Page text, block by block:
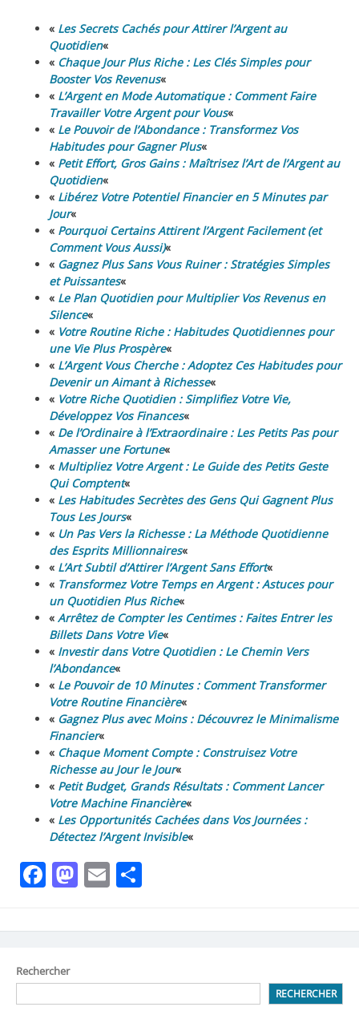
« Les Secrets Cachés pour Attirer l’Argent au
Quotidien«
« Chaque Jour Plus Riche : Les Clés Simples pour
Booster Vos Revenus«
« L’Argent en Mode Automatique : Comment Faire
Travailler Votre Argent pour Vous«
« Le Pouvoir de l’Abondance : Transformez Vos
Habitudes pour Gagner Plus«
« Petit Effort, Gros Gains : Maîtrisez l’Art de l’Argent au
Quotidien«
« Libérez Votre Potentiel Financier en 5 Minutes par
Jour«
« Pourquoi Certains Attirent l’Argent Facilement (et
Comment Vous Aussi)«
« Gagnez Plus Sans Vous Ruiner : Stratégies Simples
et Puissantes«
« Le Plan Quotidien pour Multiplier Vos Revenus en
Silence«
« Votre Routine Riche : Habitudes Quotidiennes pour
une Vie Plus Prospère«
« L’Argent Vous Cherche : Adoptez Ces Habitudes pour
Devenir un Aimant à Richesse«
« Votre Riche Quotidien : Simplifiez Votre Vie,
Développez Vos Finances«
« De l’Ordinaire à l’Extraordinaire : Les Petits Pas pour
Amasser une Fortune«
« Multipliez Votre Argent : Le Guide des Petits Geste
Qui Comptent«
« Les Habitudes Secrètes des Gens Qui Gagnent Plus
Tous Les Jours«
« Un Pas Vers la Richesse : La Méthode Quotidienne
des Esprits Millionnaires«
« L’Art Subtil d’Attirer l’Argent Sans Effort«
« Transformez Votre Temps en Argent : Astuces pour
un Quotidien Plus Riche«
« Arrêtez de Compter les Centimes : Faites Entrer les
Billets Dans Votre Vie«
« Investir dans Votre Quotidien : Le Chemin Vers
l’Abondance«
« Le Pouvoir de 10 Minutes : Comment Transformer
Votre Routine Financière«
« Gagnez Plus avec Moins : Découvrez le Minimalisme
Financier«
« Chaque Moment Compte : Construisez Votre
Richesse au Jour le Jour«
« Petit Budget, Grands Résultats : Comment Lancer
Votre Machine Financière«
« Les Opportunités Cachées dans Vos Journées :
Détectez l’Argent Invisible«
Facebook
Mastodon
Email
Rechercher
RECHERCHER